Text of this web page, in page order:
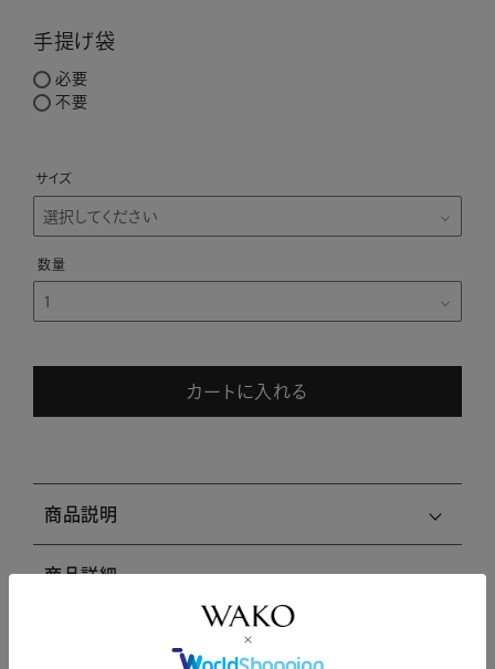
手提げ袋
必要
不要
サイズ
カートに入れる
商品説明
商品詳細
注意事項・キャンセル・返品